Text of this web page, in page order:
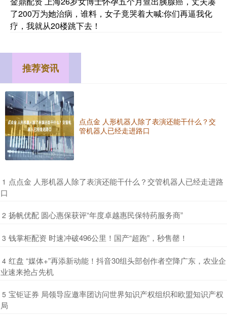
了200万为她治病，谁料，女子竟哭着大喊:你们再逼我化
疗，我就从20楼跳下去！
推荐资讯
点点金 人形机器人除了表演还能干什么？交
管机器人已经走进路口
1 ​点点金 人形机器人除了表演还能干什么？交管机器人已经走进路
口
2 ​扬帆优配 圆心惠保获评“年度卓越惠民保特药服务商”
3 ​钱掌柜配资 时速冲破496公里！国产“超跑”，秒售罄！
4 ​红盘 “媒体+”再添新动能！抖音30组头部创作者空降广东，农业企
业速来抢占先机
5 ​宝钜证券 局领导应邀率团访问世界知识产权组织和欧盟知识产权
局